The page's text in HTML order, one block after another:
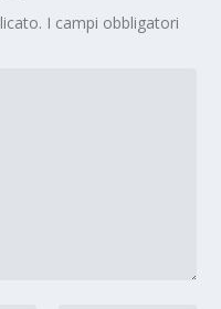
I campi obbligatori